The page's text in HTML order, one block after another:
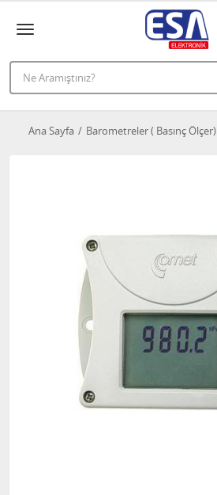
Ana Sayfa Barometreler ( Basınç Ölçer)